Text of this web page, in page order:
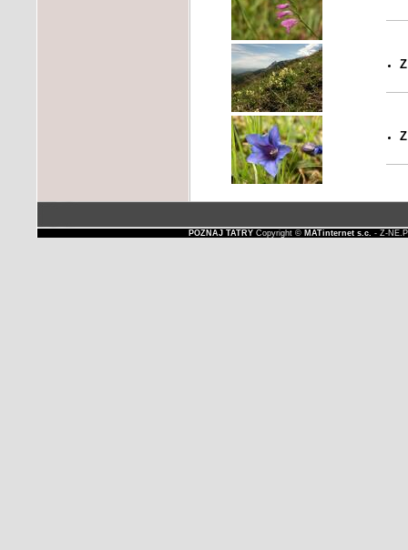
POZNAJ TATRYCopyright © MATinternet s.c. - Z-